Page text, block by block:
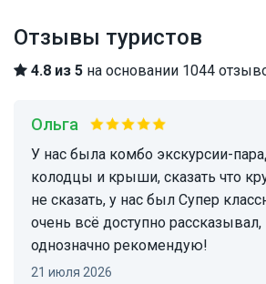
Отзывы туристов
4.8 из 5 на основании 1044
Ольга
у нас была комбо экскурсии-парадные, дворы-
колодцы и крыши, сказать что
не сказать, у нас был Супер
очень всë доступно
однозначно рекомендую!
21 июля 2026